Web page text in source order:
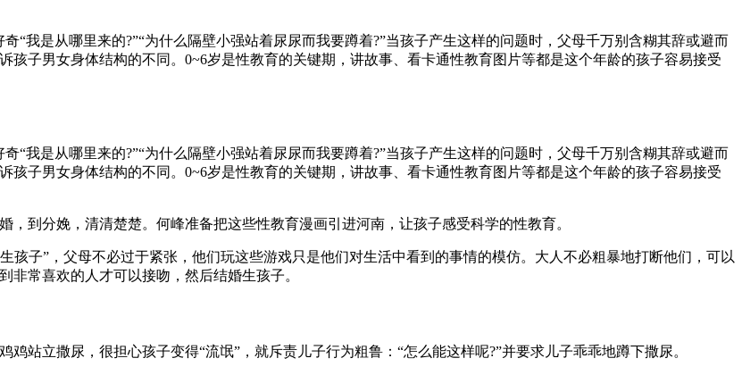
“我是从哪里来的?”“为什么隔壁小强站着尿尿而我要蹲着?”当孩子产生这样的问题时，父母千万别含糊其辞或避而
子男女身体结构的不同。0~6岁是性教育的关键期，讲故事、看卡通性教育图片等都是这个年龄的孩子容易接受
“我是从哪里来的?”“为什么隔壁小强站着尿尿而我要蹲着?”当孩子产生这样的问题时，父母千万别含糊其辞或避而
子男女身体结构的不同。0~6岁是性教育的关键期，讲故事、看卡通性教育图片等都是这个年龄的孩子容易接受
到分娩，清清楚楚。何峰准备把这些性教育漫画引进河南，让孩子感受科学的性教育。
孩子”，父母不必过于紧张，他们玩这些游戏只是他们对生活中看到的事情的模仿。大人不必粗暴地打断他们，可以
常喜欢的人才可以接吻，然后结婚生孩子。
站立撒尿，很担心孩子变得“流氓”，就斥责儿子行为粗鲁：“怎么能这样呢?”并要求儿子乖乖地蹲下撒尿。